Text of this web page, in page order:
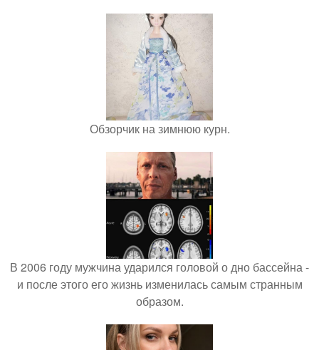
Обзорчик на зимнюю курн.
В 2006 году мужчина ударился головой о дно бассейна -
и после этого его жизнь изменилась самым странным
образом.